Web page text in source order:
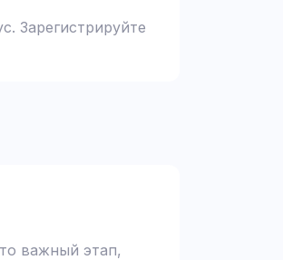
Зарегистрируйте
важный этап,